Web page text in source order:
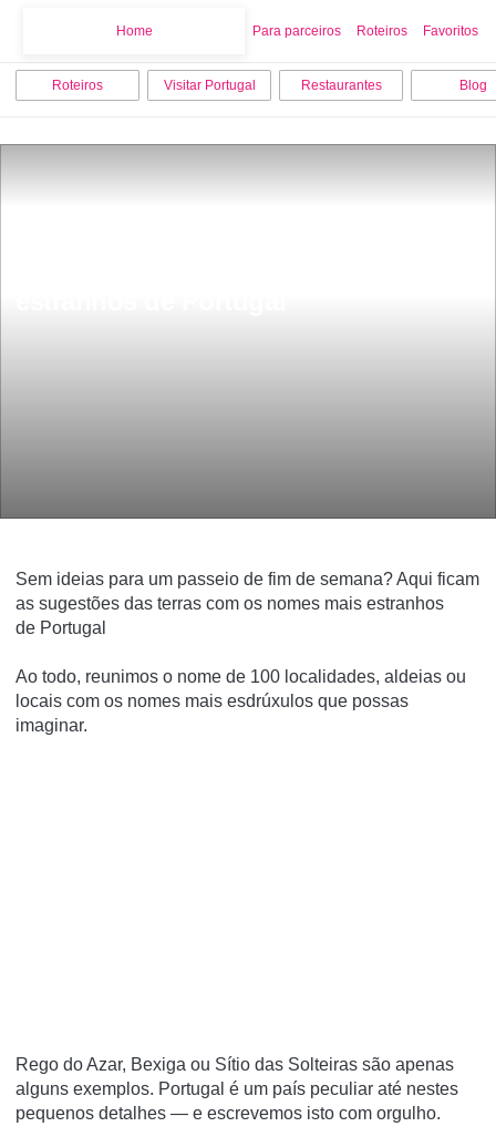
Home Para parceiros Roteiros Favoritos
Roteiros Visitar Portugal Restaurantes Blog
Sem ideias para um passeio de fim de semana? Aqui ficam
as sugestões das terras com os nomes mais estranhos
de Portugal
Ao todo, reunimos o nome de 100 localidades, aldeias ou
locais com os nomes mais esdrúxulos que possas
imaginar.
Rego do Azar, Bexiga ou Sítio das Solteiras são apenas
alguns exemplos. Portugal é um país peculiar até nestes
pequenos detalhes — e escrevemos isto com orgulho.